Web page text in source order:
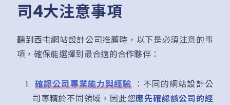
司4大注意事項
聽到西屯網站設計公司推薦時，以下是必須注意的事
項，確保能選擇到最合適的合作夥伴：
確認公司專業能力與經驗 ：不同的網站設計公
司專精於不同領域，因此您應先確認該公司的經